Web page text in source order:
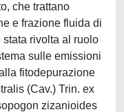
che trattano
e frazione fluida di
rivolta al ruolo
sulle emissioni
fitodepurazione
(Cav.) Trin. ex
zizanioides